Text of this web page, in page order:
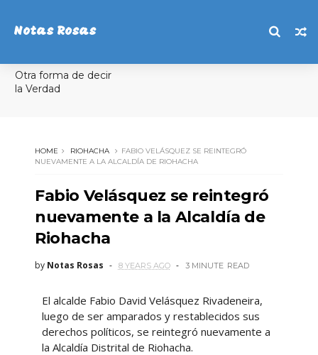
Notas Rosas
Otra forma de decir
la Verdad
HOME RIOHACHA
FABIO VELÁSQUEZ SE REINTEGRÓ
NUEVAMENTE A LA ALCALDÍA DE RIOHACHA
Fabio Velásquez se reintegró
nuevamente a la Alcaldía de
Riohacha
by Notas Rosas 8 YEARS AGO 3 MINUTE READ
El alcalde Fabio David Velásquez Rivadeneira,
luego de ser amparados y restablecidos sus
derechos políticos, se reintegró nuevamente a
la Alcaldía Distrital de Riohacha.